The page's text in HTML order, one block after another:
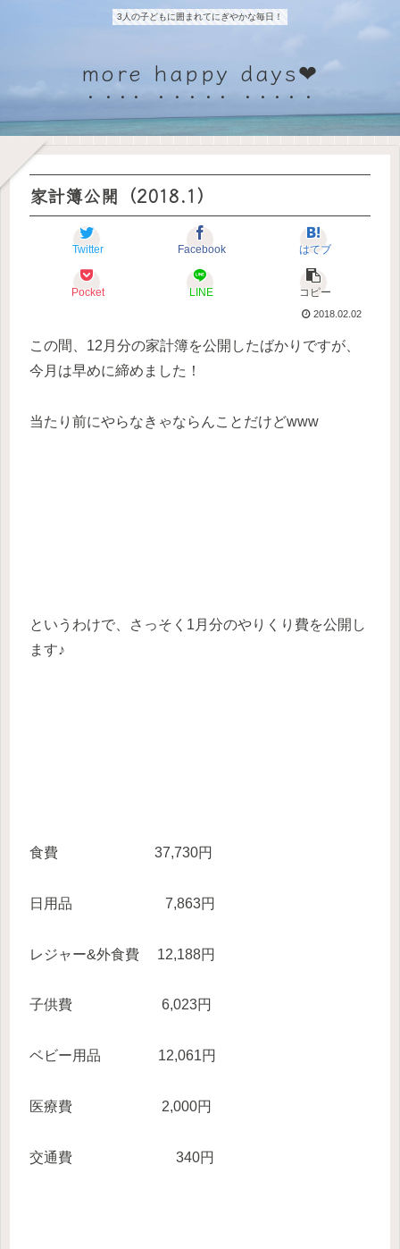
3人の子どもに囲まれてにぎやかな毎日！
more happy days❤
家計簿公開（2018.1）
Twitter Facebook はてブ
Pocket LINE コピー
2018.02.02
この間、12月分の家計簿を公開したばかりですが、
今月は早めに締めました！
当たり前にやらなきゃならんことだけどwww
というわけで、さっそく1月分のやりくり費を公開し
ます♪
食費 37,730円
日用品 7,863円
レジャー&外食費 12,188円
子供費 6,023円
ベビー用品 12,061円
医療費 2,000円
交通費 340円